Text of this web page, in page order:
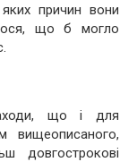
яких причин вони
що б могло
що і для
вищеописаного,
довгострокові